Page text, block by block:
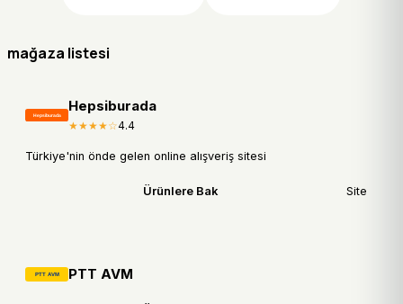
mağaza listesi
Hepsiburada
★★★★☆4.4
Türkiye'nin önde gelen online alışveriş sitesi
Ürünlere Bak Site
PTT AVM